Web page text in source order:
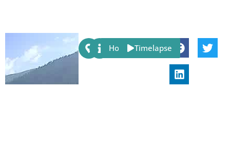
Share:
Host Timelapse